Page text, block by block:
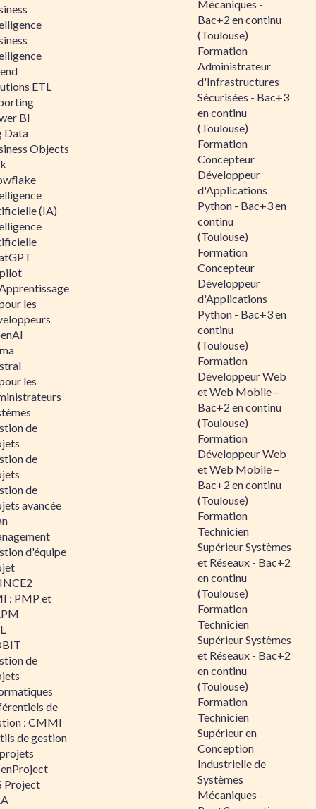
ETL
BI
Data
Objects
(IA)
les
les
de
de
de
avancée
d'équipe
: PMP et
de
de
: CMMI
de gestion
Project
Mécaniques -
Bac+2 en continu
(Toulouse)
Formation
Administrateur
d'Infrastructures
Sécurisées - Bac+3
en continu
(Toulouse)
Formation
Concepteur
Développeur
d'Applications
Python - Bac+3 en
continu
(Toulouse)
Formation
Concepteur
Développeur
d'Applications
Python - Bac+3 en
continu
(Toulouse)
Formation
Développeur Web
et Web Mobile –
Bac+2 en continu
(Toulouse)
Formation
Développeur Web
et Web Mobile –
Bac+2 en continu
(Toulouse)
Formation
Technicien
Supérieur Systèmes
et Réseaux - Bac+2
en continu
(Toulouse)
Formation
Technicien
Supérieur Systèmes
et Réseaux - Bac+2
en continu
(Toulouse)
Formation
Technicien
Supérieur en
Conception
Industrielle de
Systèmes
Mécaniques -